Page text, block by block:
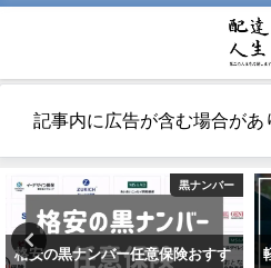
記事内に広告が含む場合があ
黒ナンバー
格安の黒ナンバー任意保険おすす